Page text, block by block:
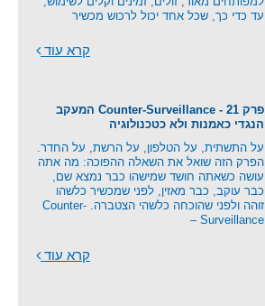
עד כדי כך, שכל אחד יכול לרכוש מכשיר
קרא עוד
פרק 21 - Counter-Surveillance המעקב
הנגדי כאמנות ולא כטכנולוגיה
על התשתית, על הטלפון, על הרשת, על החדר.
הפרק הזה שואל את השאלה ההפוכה: מה אתה
עושה כשאתה חושד שמישהו כבר נמצא שם,
כבר עוקב, כבר מאזין, לפני שמכשיר כלשהו
זוהה ולפני שהוכחה כלשהי הצטברה. Counter-
Surveillance –
קרא עוד